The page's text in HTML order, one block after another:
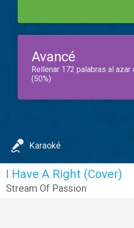
Avancé
Rellenar 172 palabras al azar
(50%)
Karaoké
I Have A Right (Cover)
Stream Of Passion